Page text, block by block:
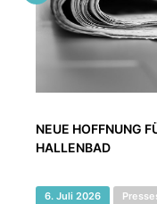
NEUE HOFFNUNG
HALLENBAD
6. Juli 2026